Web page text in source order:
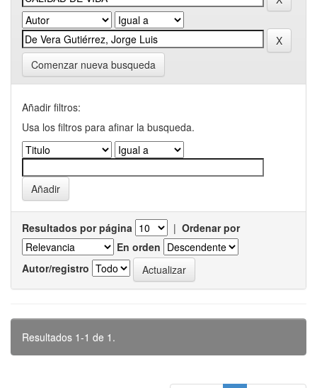
Comenzar nueva busqueda
Añadir filtros:
Usa los filtros para afinar la busqueda.
Resultados por página | Ordenar por
En orden
Autor/registro
Resultados 1-1 de 1.